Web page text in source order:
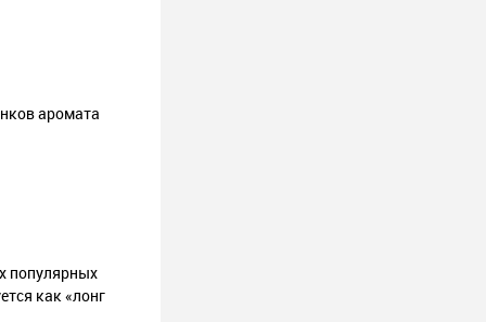
аромата
популярных
как «лонг